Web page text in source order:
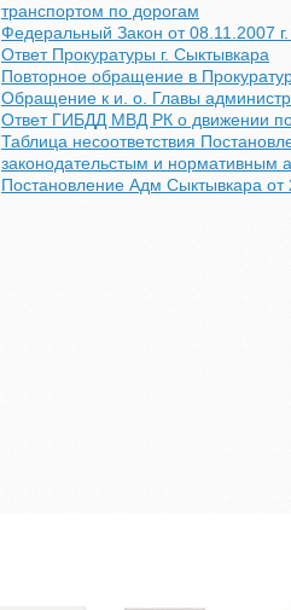
транспортом по дорогам
Федеральный Закон от 08.11.2007
Ответ Прокуратуры г. Сыктывкара
Повторное обращение в
Обращение к и. о. Главы
Ответ ГИБДД МВД РК о движении
Таблица несоответствия
законодательстым и нормативным
Постановление Адм Сыктывкара